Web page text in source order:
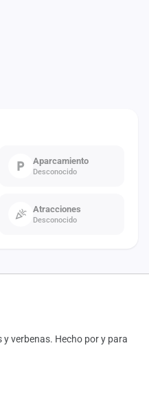
Aparcamiento
Desconocido
Atracciones
Desconocido
verbenas. Hecho por y para